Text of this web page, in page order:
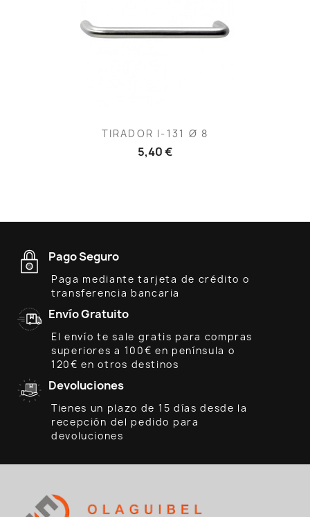
TIRADOR I-131 Ø 8
5,40 €
Pago Seguro
Paga mediante tarjeta de crédito o
transferencia bancaria
Envío Gratuito
El envío te sale gratis para compras
superiores a 100€ en península o
120€ en otros destinos
Devoluciones
Tienes un plazo de 15 días desde la
recepción del pedido para
devoluciones